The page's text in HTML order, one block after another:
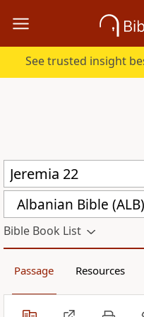
See trusted insight
Albanian Bible (ALB)
Bible Book List
Passage Resources